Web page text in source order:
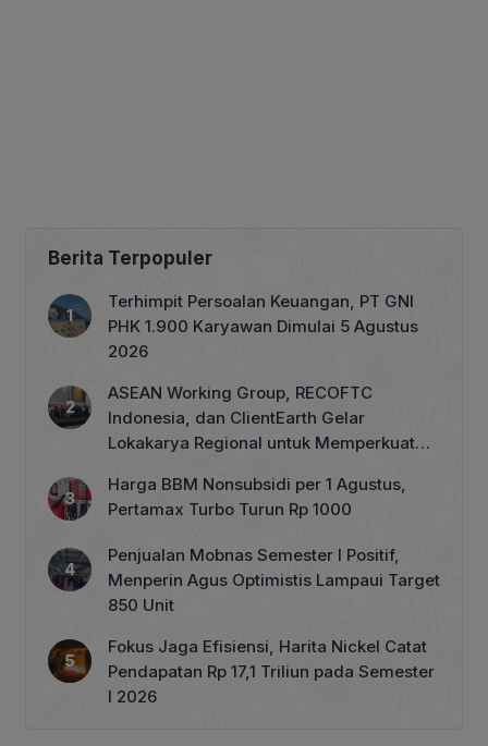
Berita Terpopuler
Terhimpit Persoalan Keuangan, PT GNI
PHK 1.900 Karyawan Dimulai 5 Agustus
2026
ASEAN Working Group, RECOFTC
Indonesia, dan ClientEarth Gelar
Lokakarya Regional untuk Memperkuat
Harga BBM Nonsubsidi per 1 Agustus,
Pertamax Turbo Turun Rp 1000
Penjualan Mobnas Semester I Positif,
Menperin Agus Optimistis Lampaui Target
850 Unit
Fokus Jaga Efisiensi, Harita Nickel Catat
Pendapatan Rp 17,1 Triliun pada Semester
I 2026